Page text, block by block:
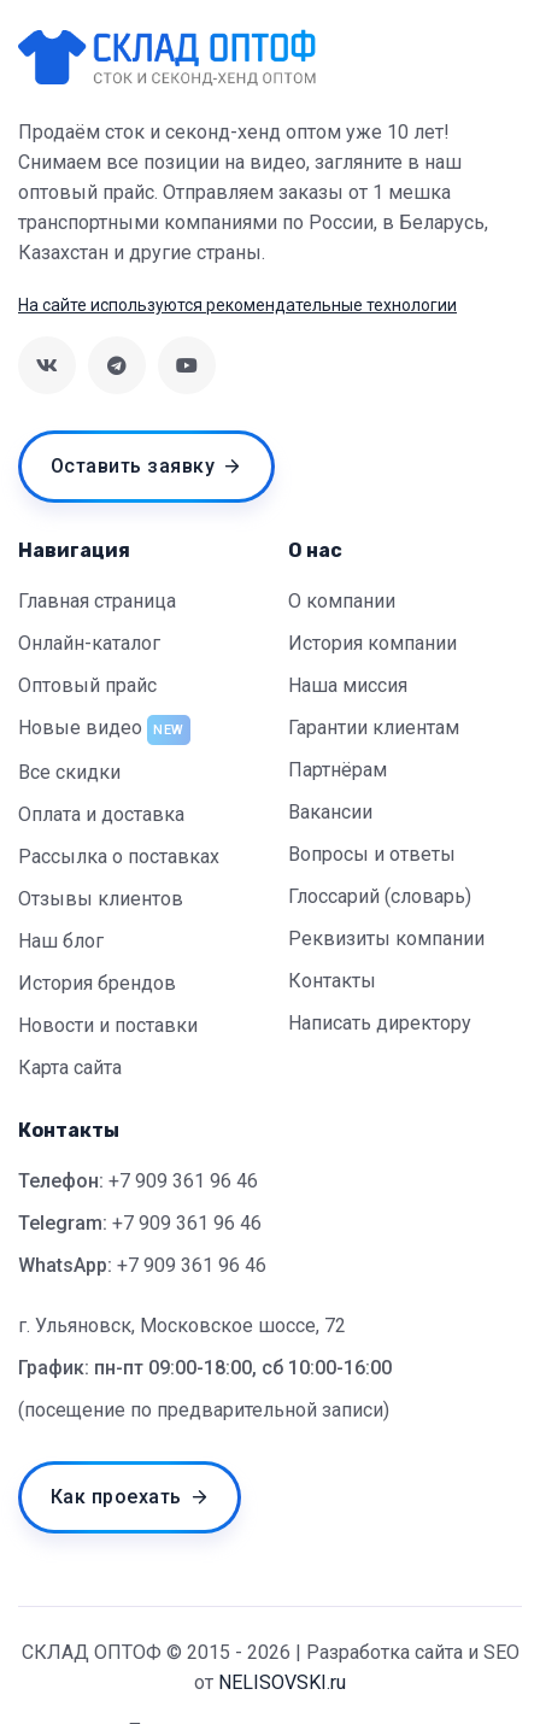
Продаём сток и секонд-хенд оптом уже 10 лет!
Снимаем все позиции на видео, загляните в наш
оптовый прайс. Отправляем заказы от 1 мешка
транспортными компаниями по России, в Беларусь,
Казахстан и другие страны.
На сайте используются рекомендательные технологии
Оставить заявку
Навигация
Главная страница
Онлайн-каталог
Оптовый прайс
Новые видео
NEW
Все скидки
Оплата и доставка
Рассылка о поставках
Отзывы клиентов
Наш блог
История брендов
Новости и поставки
Карта сайта
О нас
О компании
История компании
Наша миссия
Гарантии клиентам
Партнёрам
Вакансии
Вопросы и ответы
Глоссарий (словарь)
Реквизиты компании
Контакты
Написать директору
Контакты
Телефон: +7 909 361 96 46
Telegram: +7 909 361 96 46
WhatsApp: +7 909 361 96 46
г. Ульяновск, Московское шоссе, 72
График: пн-пт 09:00-18:00, сб 10:00-16:00
(посещение по предварительной записи)
Как проехать
СКЛАД ОПТОФ © 2015 - 2026 | Разработка сайта и SEO
от NELISOVSKI.ru